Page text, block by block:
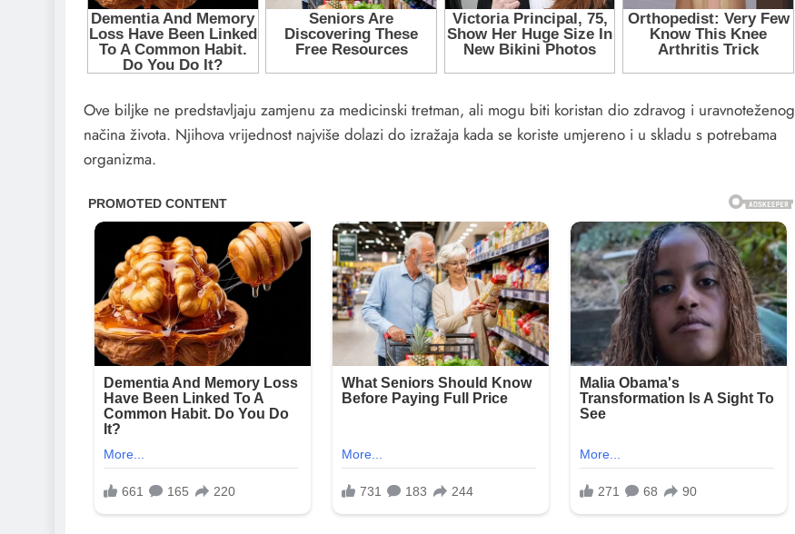
Ove biljke ne predstavljaju zamjenu za medicinski tretman, ali mogu biti koristan dio zdravog i uravnoteženog
načina života. Njihova vrijednost najviše dolazi do izražaja kada se koriste umjereno i u skladu s potrebama
organizma.